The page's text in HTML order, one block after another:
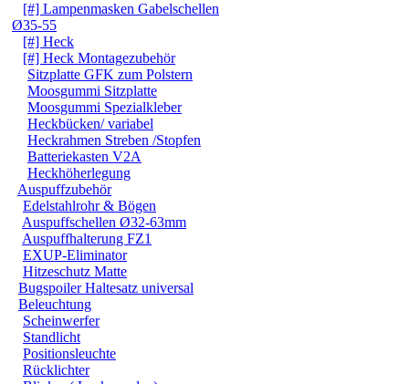
[#] Lampenmasken Gabelschellen
Ø35-55
[#] Heck
[#] Heck Montagezubehör
Sitzplatte GFK zum Polstern
Moosgummi Sitzplatte
Moosgummi Spezialkleber
Heckbücken/ variabel
Heckrahmen Streben /Stopfen
Batteriekasten V2A
Heckhöherlegung
Auspuffzubehör
Edelstahlrohr & Bögen
Auspuffschellen Ø32-63mm
Auspuffhalterung FZ1
EXUP-Eliminator
Hitzeschutz Matte
Bugspoiler Haltesatz universal
Beleuchtung
Scheinwerfer
Standlicht
Positionsleuchte
Rücklichter